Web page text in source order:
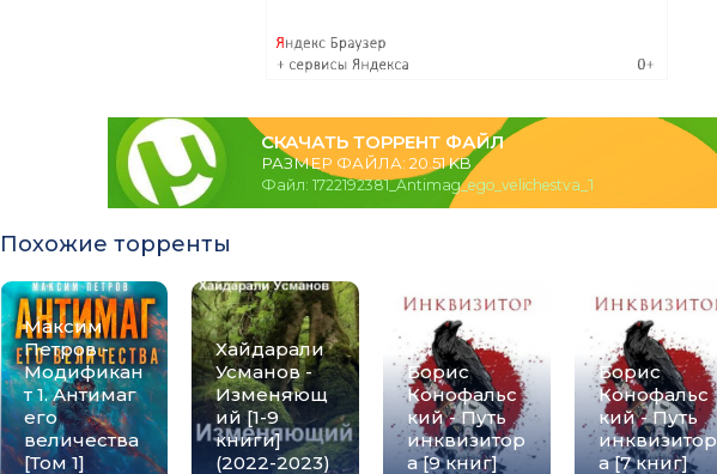
СКАЧАТЬ ТОРРЕНТ ФАЙЛ
РАЗМЕР ФАЙЛА: 20.51 KB
Файл: 1722192381_Antimag_ego_velichestva_Tom_2.torrent
Похожие торренты
Максим
Петров -
Модификан
т 1. Антимаг
его
величества
[Том 1]
Хайдарали
Усманов -
Изменяющ
ий [1-9
книги]
(2022-2023)
Борис
Конофальс
кий - Путь
инквизитор
а [9 книг]
Борис
Конофальс
кий - Путь
инквизитор
а [7 книг]